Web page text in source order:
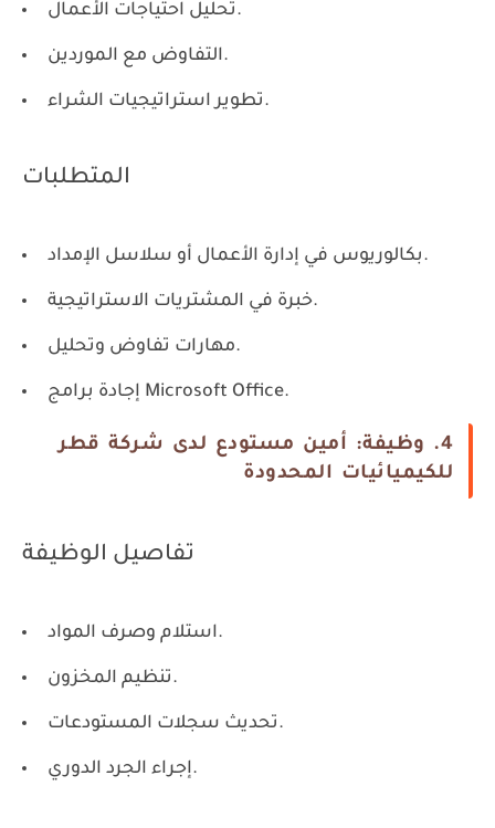
تحليل احتياجات الأعمال.
التفاوض مع الموردين.
تطوير استراتيجيات الشراء.
المتطلبات
بكالوريوس في إدارة الأعمال أو سلاسل الإمداد.
خبرة في المشتريات الاستراتيجية.
مهارات تفاوض وتحليل.
إجادة برامج Microsoft Office.
4. وظيفة: أمين مستودع لدى شركة قطر
للكيميائيات المحدودة
تفاصيل الوظيفة
استلام وصرف المواد.
تنظيم المخزون.
تحديث سجلات المستودعات.
إجراء الجرد الدوري.